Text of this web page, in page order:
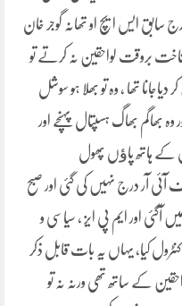
سابق ایس ایچ او تھانہ گوجر خان
بروقت لواحقین نہ کرتے تو
تھا ، وہ تو بھلا ہو سوشل
وہ بھاگم بھاگ ہسپتال پہنچے اور
کے ہاتھ پاﺅں پھول
آر درج نہیں کی گئی اور صبح
آگئی اور ایم پی ایز ، سیاسی و
کیا، یہاں یہ بات قابل ذکر
کے ساتھ تھی ورنہ نہ تو